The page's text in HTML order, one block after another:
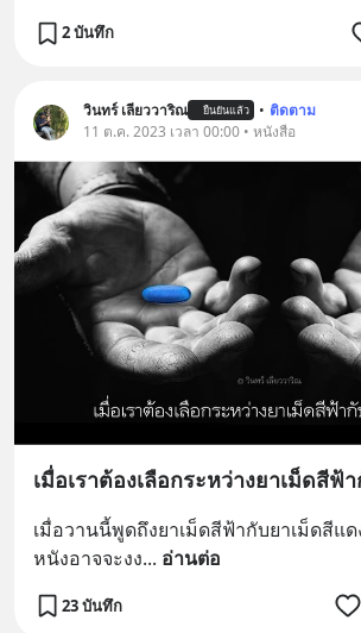
2 บันทึก
วินทร์ เลียววาริณ ยืนยันแล้ว • ติดตาม
11 ต.ค. 2023 เวลา 00:00 • หนังสือ
เมื่อเราต้องเลือกระหว่างยาเม็ดสีฟ้
เมื่อวานนี้พูดถึงยาเม็ดสีฟ้ากับยาเม็ดสีแ
หนังอาจจะงง... อ่านต่อ
23 บันทึก